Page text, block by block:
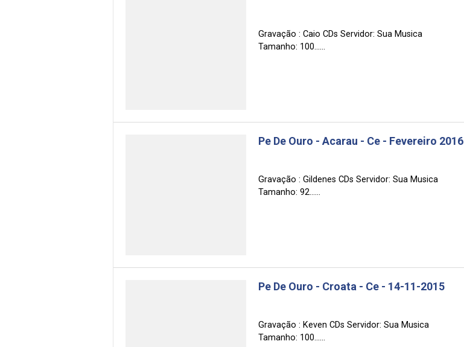
Gravação : Caio CDs Servidor: Sua Musica
Tamanho: 100......
Pe De Ouro - Acarau - Ce - Fevereiro 2016
Gravação : Gildenes CDs Servidor: Sua Musica
Tamanho: 92......
Pe De Ouro - Croata - Ce - 14-11-2015
Gravação : Keven CDs Servidor: Sua Musica
Tamanho: 100......